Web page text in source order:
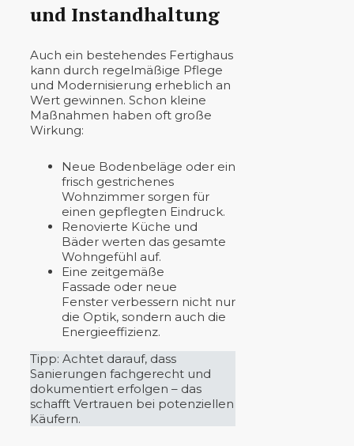
und Instandhaltung
Auch ein bestehendes Fertighaus
kann durch regelmäßige Pflege
und Modernisierung erheblich an
Wert gewinnen. Schon kleine
Maßnahmen haben oft große
Wirkung:
Neue Bodenbeläge oder ein
frisch gestrichenes
Wohnzimmer sorgen für
einen gepflegten Eindruck.
Renovierte Küche und
Bäder werten das gesamte
Wohngefühl auf.
Eine zeitgemäße
Fassade oder neue
Fenster verbessern nicht nur
die Optik, sondern auch die
Energieeffizienz.
Tipp: Achtet darauf, dass
Sanierungen fachgerecht und
dokumentiert erfolgen – das
schafft Vertrauen bei potenziellen
Käufern.